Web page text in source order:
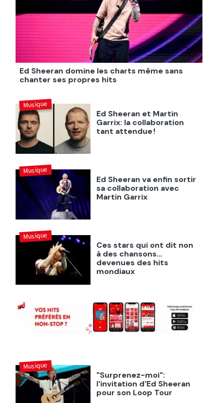
Ed Sheeran domine les charts même sans
chanter ses propres hits
Ed Sheeran et Martin
Garrix: la collaboration
tant attendue !
Musique
Ed Sheeran va enfin sortir
sa collaboration avec
Martin Garrix
Musique
Ces stars qui ont dit non
à des chansons…
devenues des hits
mondiaux
Musique
"Surprenez-moi":
l'invitation d'Ed Sheeran
pour son Loop Tour
Musique